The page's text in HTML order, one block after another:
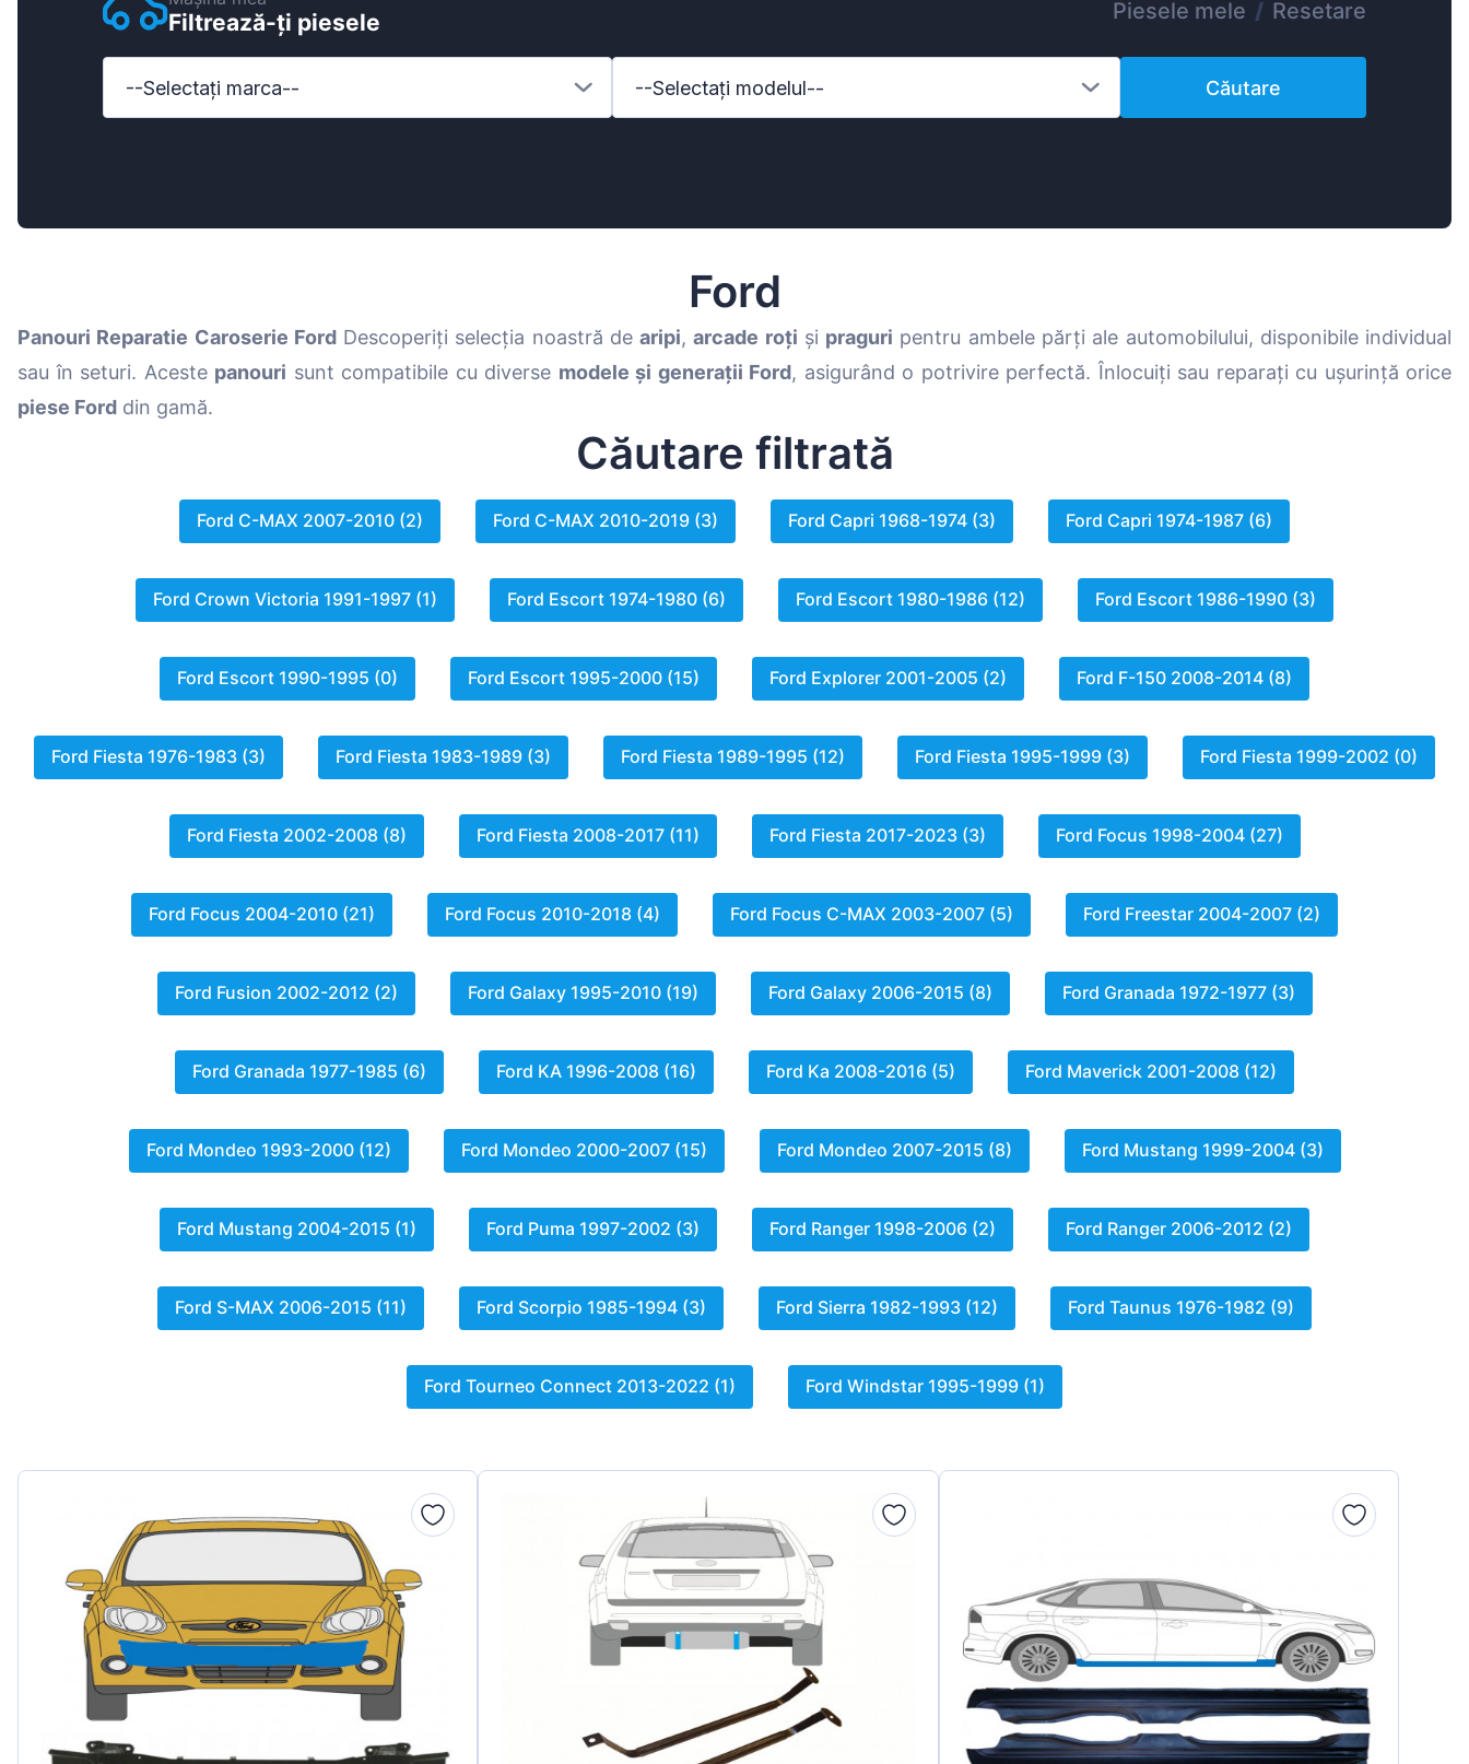
Magyar
Lietuvių
Hrvatski
Hyundai
Mazda
Mercedes-Benz
Peugeot
Seat
Suzuki
Tesla
Toyota
Volkswagen
Filtrează-ți piesele Piesele mele / Resetare
--Selectați marca-- --Selectați modelul-- Căutare
Ford
Panouri Reparatie Caroserie FordDescoperiți selecția noastră dearipi,arcade roți și praguri pentru ambele părți ale automobilului, disponibile individual
sau în seturi. Aceste panouri sunt compatibile cu diverse modele și generații Ford, asigurând o potrivire perfectă. Înlocuiți sau reparați cu ușurință orice
piese Ford din gamă.
Căutare filtrată
Ford C-MAX 2007-2010 (2) Ford C-MAX 2010-2019 (3) Ford Capri 1968-1974 (3) Ford Capri 1974-1987 (6)
Ford Crown Victoria 1991-1997 (1) Ford Escort 1974-1980 (6) Ford Escort 1980-1986 (12) Ford Escort 1986-1990 (3)
Ford Escort 1990-1995 (0) Ford Escort 1995-2000 (15) Ford Explorer 2001-2005 (2) Ford F-150 2008-2014 (8)
Ford Fiesta 1976-1983 (3) Ford Fiesta 1983-1989 (3) Ford Fiesta 1989-1995 (12) Ford Fiesta 1995-1999 (3) Ford Fiesta 1999-2002 (0)
Ford Fiesta 2002-2008 (8) Ford Fiesta 2008-2017 (11) Ford Fiesta 2017-2023 (3) Ford Focus 1998-2004 (27)
Ford Focus 2004-2010 (21) Ford Focus 2010-2018 (4) Ford Focus C-MAX 2003-2007 (5) Ford Freestar 2004-2007 (2)
Ford Fusion 2002-2012 (2) Ford Galaxy 1995-2010 (19) Ford Galaxy 2006-2015 (8) Ford Granada 1972-1977 (3)
Ford Granada 1977-1985 (6) Ford KA 1996-2008 (16) Ford Ka 2008-2016 (5) Ford Maverick 2001-2008 (12)
Ford Mondeo 1993-2000 (12) Ford Mondeo 2000-2007 (15) Ford Mondeo 2007-2015 (8) Ford Mustang 1999-2004 (3)
Ford Mustang 2004-2015 (1) Ford Puma 1997-2002 (3) Ford Ranger 1998-2006 (2) Ford Ranger 2006-2012 (2)
Ford S-MAX 2006-2015 (11) Ford Scorpio 1985-1994 (3) Ford Sierra 1982-1993 (12) Ford Taunus 1976-1982 (9)
Ford Tourneo Connect 2013-2022 (1) Ford Windstar 1995-1999 (1)